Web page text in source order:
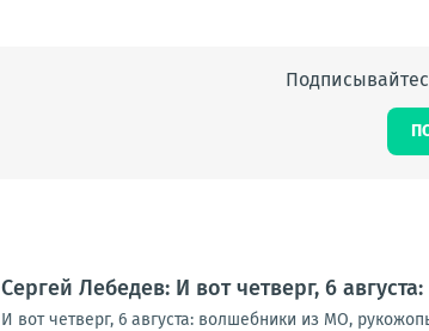
Сергей Лебедев: И вот четверг, 6
И вот четверг, 6 августа: волшебники из МО,